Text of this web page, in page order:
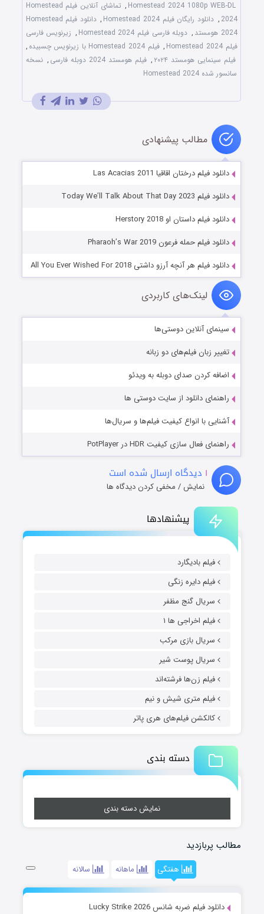
پیشنهادها
فیلم بادیگارد
فیلم دایره زنگی
سریال گنج مظفر
فیلم اخراجی ها ۱
سریال بازی مرکب
سریال پوست شیر
فیلم زن‌ها فرشته‌اند
فیلم متری شیش و نیم
کالکشن فیلم‌های هری پاتر
دسته بندی
نمایش دسته بندی
مطالب پربازدید
هفتگی ماهانه سالانه
دانلود فیلم ضربه شانس Lucky Strike 2026
Homestead 2024 1080p WEB-DL
,
تماشای آنلاین فیلم Homestead
2024
, دانلود رایگان فیلم Homestead 2024 ,
دانلود فیلم Homestead
2024 هومستد
, دوبله فارسی فیلم Homestead 2024 , زیرنویس فارسی
فیلم Homestead 2024
, فیلم Homestead 2024 با زیرنویس چسبیده
,
فیلم سینمایی هومستد ۲۰۲۴
, فیلم هومستد 2024 دوبله فارسی , نسخه
سانسور شده Homestead 2024
مطالب پیشنهادی
دانلود فیلم درختان اقاقیا Las Acacias 2011
دانلود فیلم Today We’ll Talk About That Day 2023
دانلود فیلم داستان او Herstory 2018
دانلود فیلم حمله فرعون Pharaoh’s War 2019
دانلود فیلم هر آنچه آرزو داشتی All You Ever Wished For 2018
لینک‌های کاربردی
سینمای آنلاین دوستی‌ها
تغییر زبان فیلم‌های دو زبانه
اضافه کردن صدای دوبله به ویدئو
راهنمای دانلود از سایت دوستی ها
آشنایی با انواع کیفیت فیلم‌ها و سریال‌ها
راهنمای فعال سازی کیفیت HDR در PotPlayer
۱ دیدگاه ارسال شده است
نمایش / مخفی کردن دیدگاه ها